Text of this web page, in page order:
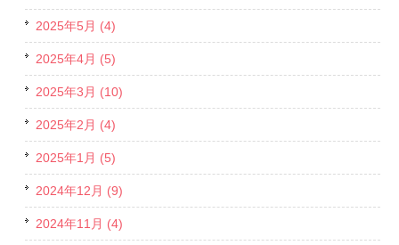
2025年5月 (4)
2025年4月 (5)
2025年3月 (10)
2025年2月 (4)
2025年1月 (5)
2024年12月 (9)
2024年11月 (4)